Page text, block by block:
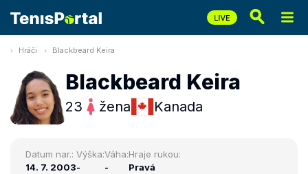
Hráči Blackbeard Keira
Blackbeard Keira
23 žena Kanada
Datum nar.:
14. 7. 2003
Výška:
-
Váha:
-
Hraje rukou:
Pravá